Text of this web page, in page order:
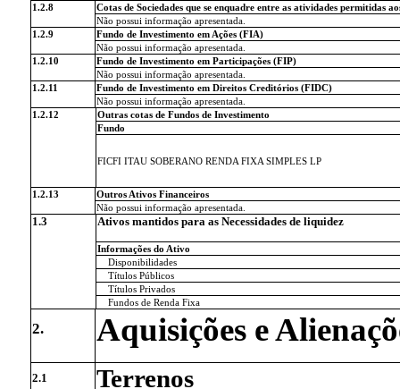
1.2.8
Cotas de Sociedades que se enquadre entre as atividades permitidas
Não possui informação apresentada.
1.2.9
Fundo de Investimento em Ações (FIA)
Não possui informação apresentada.
1.2.10
Fundo de Investimento em Participações (FIP)
Não possui informação apresentada.
1.2.11
Fundo de Investimento em Direitos Creditórios (FIDC)
Não possui informação apresentada.
1.2.12
Outras cotas de Fundos de Investimento
Fundo
FICFI ITAU SOBERANO RENDA FIXA SIMPLES LP
1.2.13
Outros Ativos Financeiros
Não possui informação apresentada.
1.3 Ativos mantidos para as Necessidades de liquidez
Informações do Ativo
Disponibilidades
Títulos Públicos
Títulos Privados
Fundos de Renda Fixa
2. Aquisições e
2.1 Terrenos